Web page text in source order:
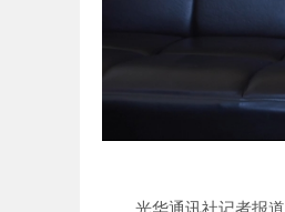
光华通讯社记者报